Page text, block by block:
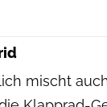
mischt